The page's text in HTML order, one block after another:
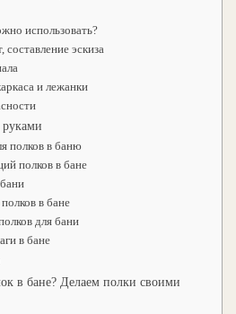
использовать?
эскиза
и лежанки
полков в баню
полков в бане
в бане
для бани
в бане
в бане? Делаем полки своими